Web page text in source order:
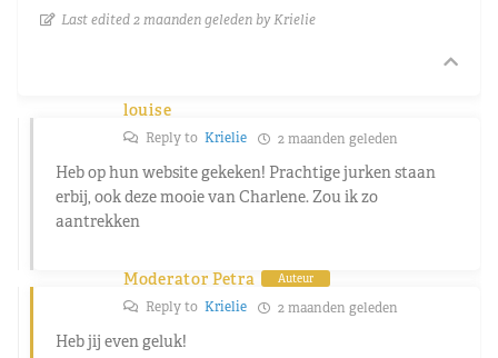
Last edited 2 maanden geleden by Krielie
louise
Reply to Krielie 2 maanden geleden
Heb op hun website gekeken! Prachtige jurken staan
erbij, ook deze mooie van Charlene. Zou ik zo
aantrekken
Moderator Petra Auteur
Reply to Krielie 2 maanden geleden
Heb jij even geluk!